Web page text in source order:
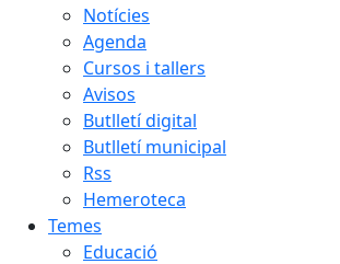
Notícies
Agenda
Cursos i tallers
Avisos
Butlletí digital
Butlletí municipal
Rss
Hemeroteca
Temes
Educació